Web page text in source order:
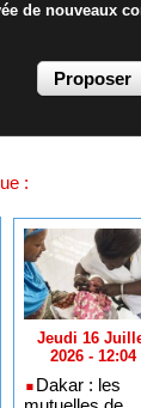
de nouveaux
:
Jeudi 16
2026 - 12:04
​Dakar : les